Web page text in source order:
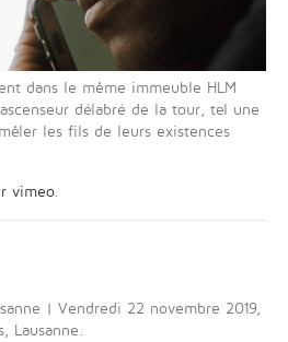
dans le même immeuble HLM
délabré de la tour, tel une
les fils de leurs existences
vimeo.
| Vendredi 22 novembre 2019,
Lausanne.